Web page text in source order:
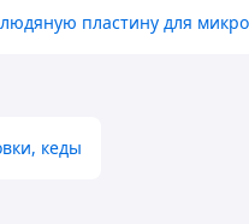
пластину для
кеды